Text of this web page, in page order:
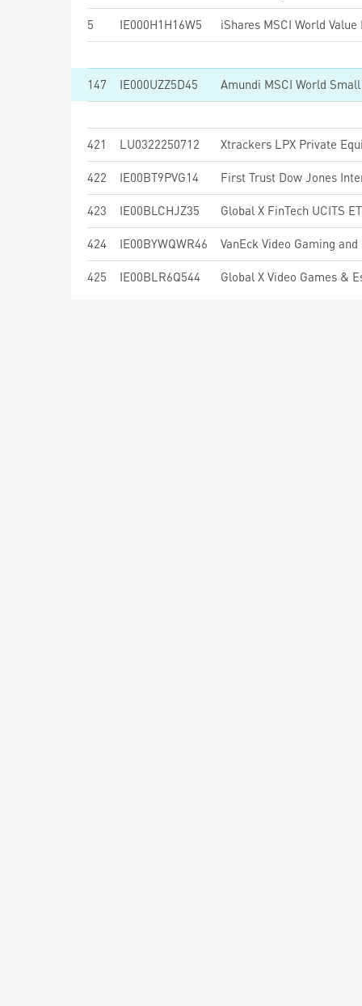
5 IE000H1H16W5
147 IE000UZZ5D45
421 LU0322250712 Xtrackers LPX Private
422 IE00BT9PVG14
423 IE00BLCHJZ35 Global X FinTech UCITS
424 IE00BYWQWR46 VanEck Video Gaming
425 IE00BLR6Q544 Global X Video Games &